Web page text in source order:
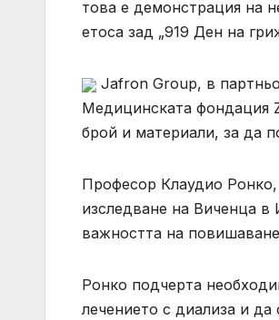
това е демонстрация на
етоса зад „919 Ден на
Jafron Group, в
Медицинската фондация
брой и материали, за да
Професор Клаудио
изследване на Виченца в
важността на
Ронко подчерта
лечението с диализа и да